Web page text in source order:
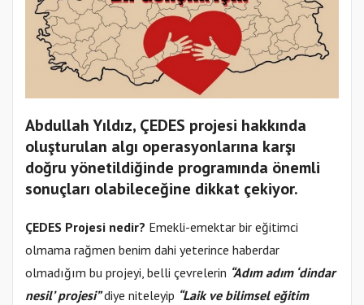
Abdullah Yıldız, ÇEDES projesi hakkında
oluşturulan algı operasyonlarına karşı
doğru yönetildiğinde programında önemli
sonuçları olabileceğine dikkat çekiyor.
ÇEDES Projesi nedir? Emekli-emektar bir eğitimci
olmama rağmen benim dahi yeterince haberdar
olmadığım bu projeyi, belli çevrelerin “Adım adım ‘dindar
nesil’ projesi”diye niteleyip “Laik ve bilimsel eğitim